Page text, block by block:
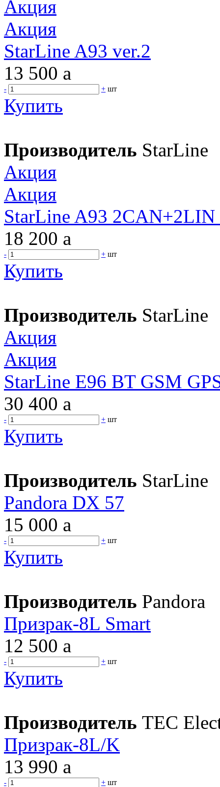
Акция
Акция
StarLine A93 ver.2
13 500 a
- + шт
Купить
Производитель StarLine
Акция
Акция
StarLine A93 2CAN+2LIN
18 200 a
- + шт
Купить
Производитель StarLine
Акция
Акция
StarLine E96 BT GSM
30 400 a
- + шт
Купить
Производитель StarLine
Pandora DX 57
15 000 a
- + шт
Купить
Производитель Pandora
Призрак-8L Smart
12 500 a
- + шт
Купить
Производитель TEC
Призрак-8L/K
13 990 a
- + шт